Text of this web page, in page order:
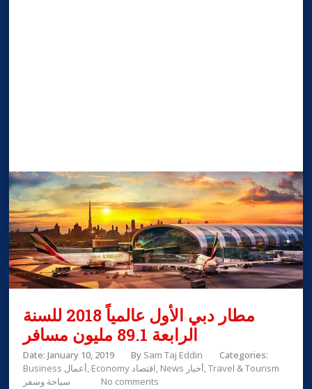
مطار دبي الأول عالمياً 2018 للسنة
الرابعة 89.1 مليون مسافر
Date: January 10, 2019 By Sam Taj Eddin
Categories:
Business أعمال
Economy اقتصاد News أخبار Travel & Tourism
سياحة وسفر
No comments